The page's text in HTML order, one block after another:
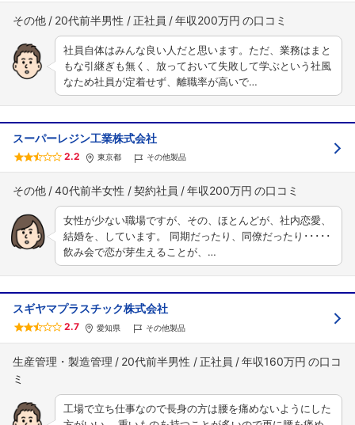
その他 20代前半男性 正社員 年収200万円
社員自体はみんな良い人だと思います。ただ、業務はまと
もな引継ぎも無く、放っておいて失敗して学ぶという社風
なため社員が定着せず、離職率が高いで…
スーパーレジン工業株式会社
2.2 東京都 その他製品
その他 40代前半女性 契約社員 年収200万円
女性が少ない職場ですが、その、ほとんどが、社内恋愛、
結婚を、しています。 同期だったり、同僚だったり･････
飲み会で恋が芽生えることが、…
スギヤマプラスチック株式会社
2.7 愛知県 その他製品
生産管理・製造管理 20代前半男性 正社員 年収160万円
工場で立ち仕事なので長身の方は腰を痛めないようにした